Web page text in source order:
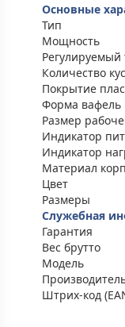
Основные
Тип
Мощность
Регулируемый
Количество
Покрытие
Форма вафель
Размер
Индикатор
Индикатор
Материал
Цвет
Размеры
Служебная
Гарантия
Вес брутто
Модель
Штрих-код